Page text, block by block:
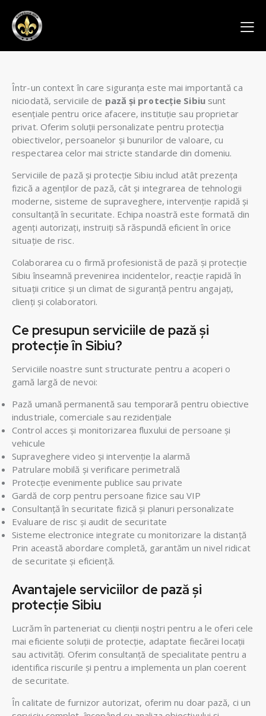
Într-un context în care siguranța este mai importantă ca
niciodată, serviciile de pază și protecție Sibiusunt
esențiale pentru orice afacere, instituție sau proprietar
privat. Oferim soluții personalizate pentru protecția
obiectivelor, persoanelor și bunurilor de valoare, cu
respectarea celor mai stricte standarde din domeniu.
Serviciile de pază și protecție Sibiu includ atât prezența
fizică a agenților de pază, cât și integrarea de tehnologii
moderne, sisteme de supraveghere, intervenție rapidă și
consultanță în securitate. Echipa noastră este formată din
agenți autorizați, instruiți să răspundă eficient în orice
situație de risc.
Colaborarea cu o firmă profesionistă de pază și protecție
Sibiu înseamnă prevenirea incidentelor, reacție rapidă în
situații critice și un climat de siguranță pentru angajați,
clienți și colaboratori.
Ce presupun serviciile de pază și
protecție în Sibiu?
Serviciile noastre sunt structurate pentru a acoperi o
gamă largă de nevoi:
Pază umană permanentă sau temporară pentru obiective
industriale, comerciale sau rezidențiale
Control acces și monitorizarea fluxului de persoane și
vehicule
Supraveghere video și intervenție la alarmă
Patrulare mobilă și verificare perimetrală
Protecție evenimente publice sau private
Gardă de corp pentru persoane fizice sau VIP
Consultanță în securitate fizică și planuri personalizate
Evaluare de risc și audit de securitate
Sisteme electronice integrate cu monitorizare la distanță
Prin această abordare completă, garantăm un nivel ridicat
de securitate și eficiență.
Avantajele serviciilor de pază și
protecție Sibiu
Lucrăm în parteneriat cu clienții noștri pentru a le oferi cele
mai eficiente soluții de protecție, adaptate fiecărei locații
sau activități. Oferim consultanță de specialitate pentru a
identifica riscurile și pentru a implementa un plan coerent
de securitate.
În calitate de furnizor autorizat, oferim nu doar pază, ci un